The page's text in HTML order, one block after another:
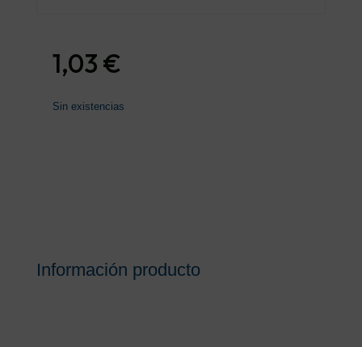
1,03 €
Sin existencias
Información producto